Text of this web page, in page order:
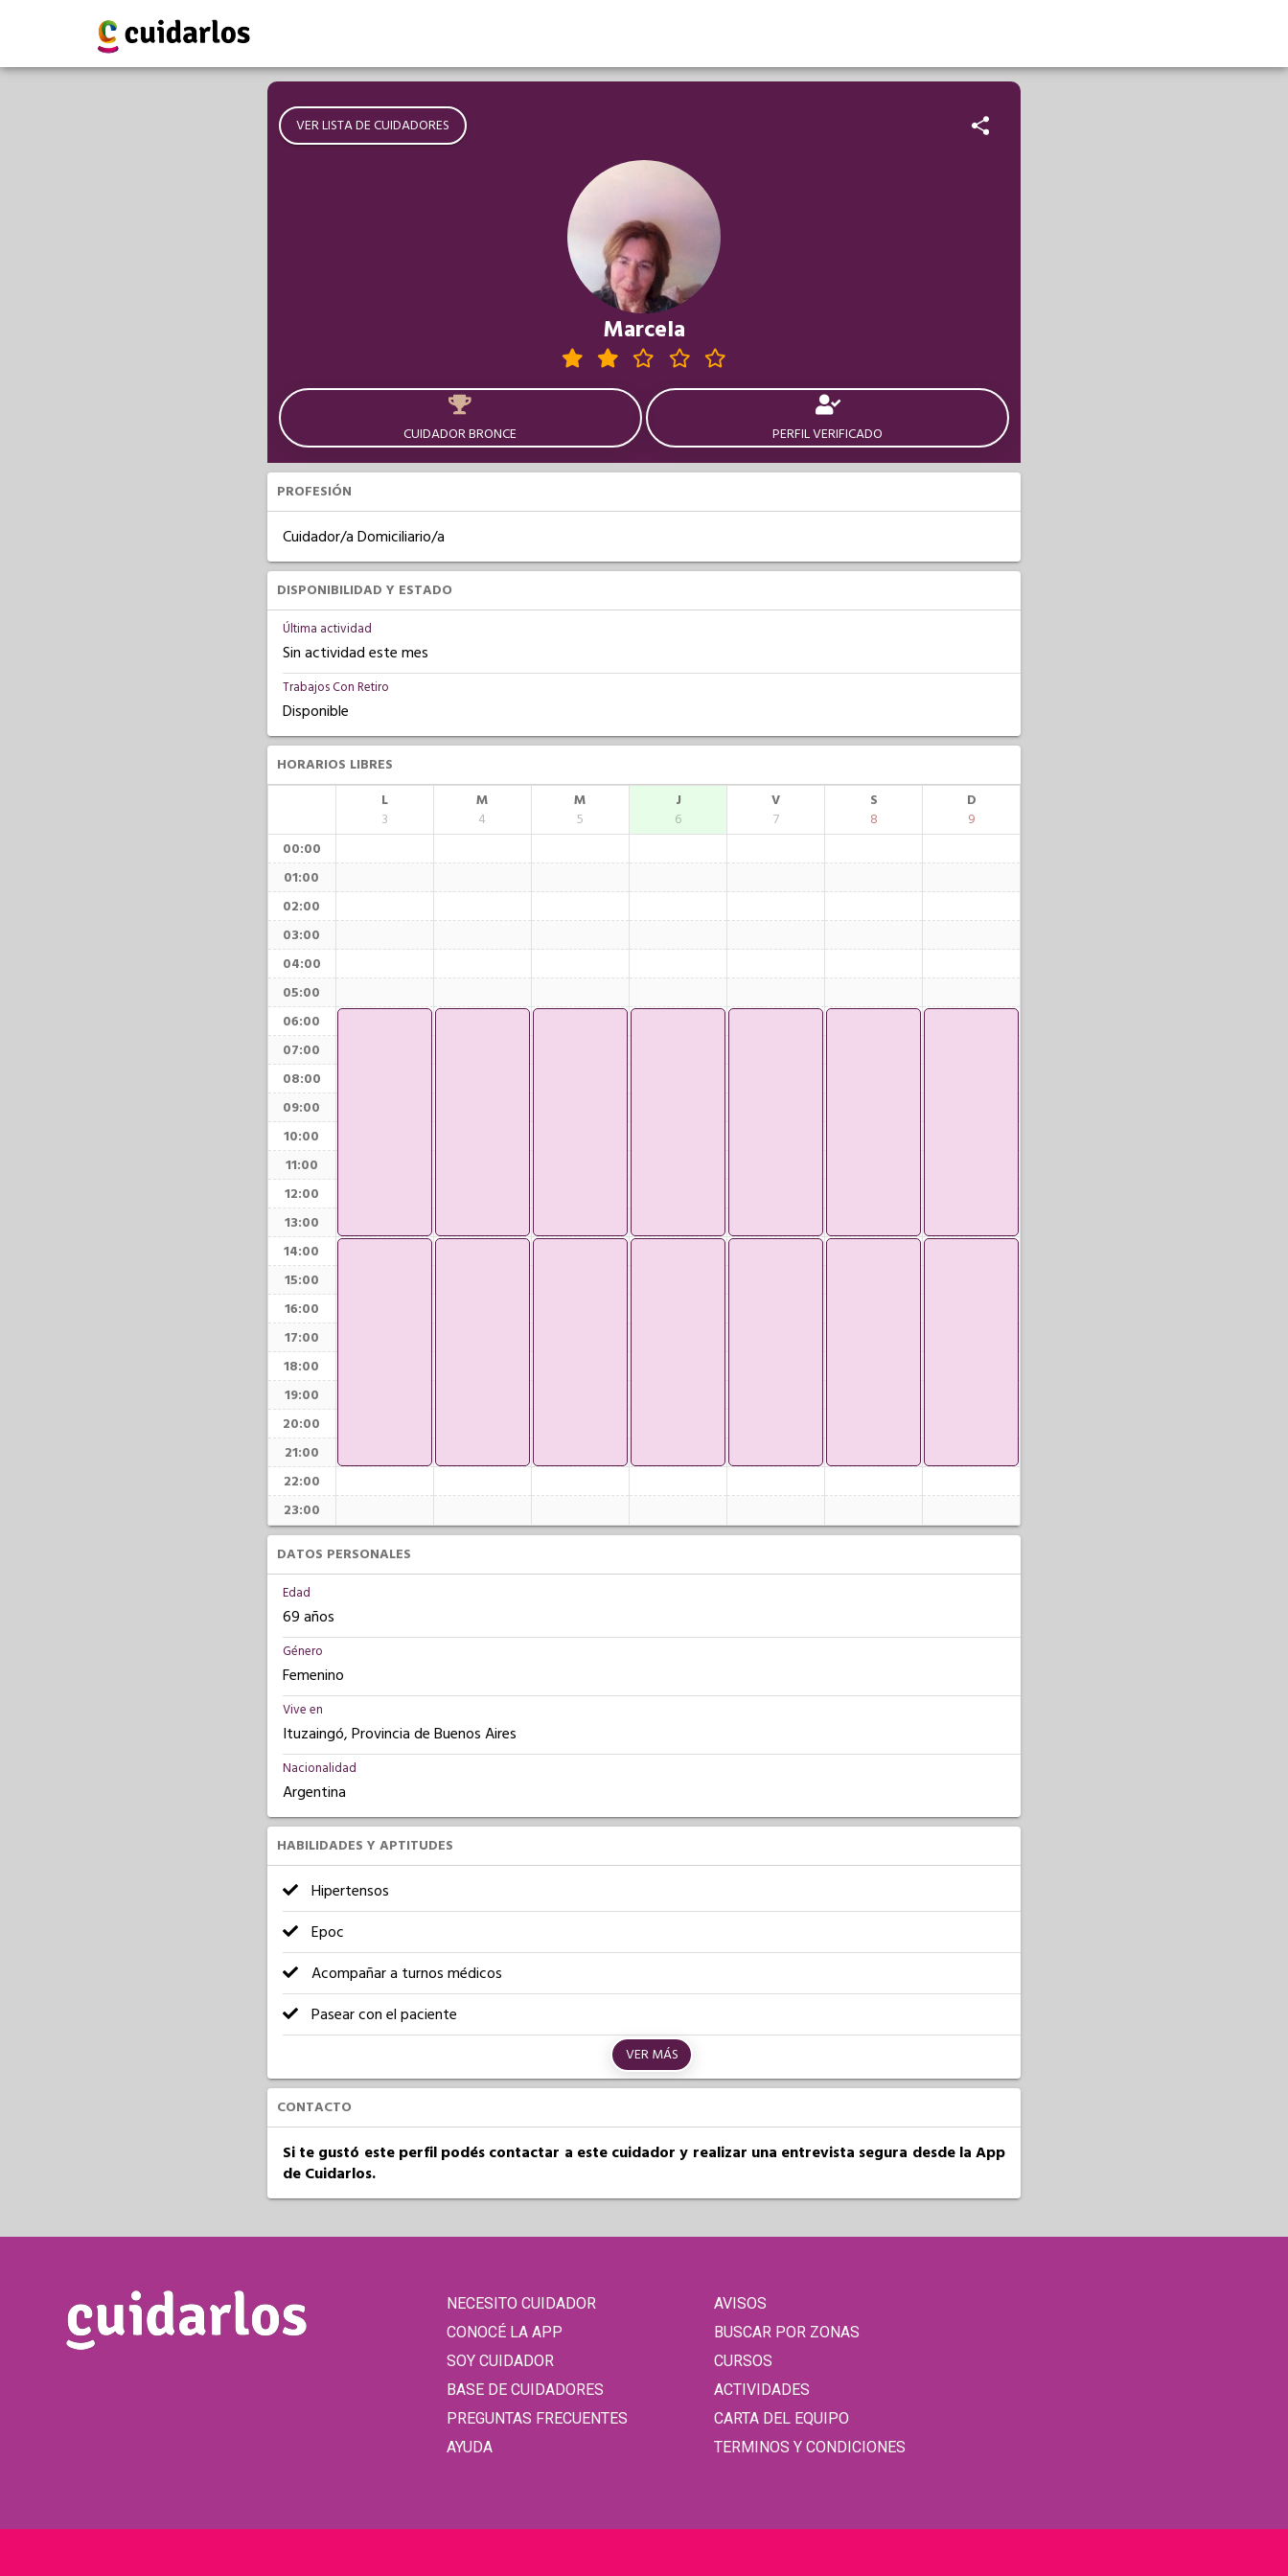
VER LISTA DE CUIDADORES
Marcela
CUIDADOR BRONCE PERFIL VERIFICADO
PROFESIÓN
Cuidador/a Domiciliario/a
DISPONIBILIDAD Y ESTADO
Última actividad
Sin actividad este mes
Trabajos Con Retiro
Disponible
HORARIOS LIBRES
L
3
M
4
M
5
J
6
V
7
S
8
D
9
00:00
01:00
02:00
03:00
04:00
05:00
06:00
07:00
08:00
09:00
10:00
11:00
12:00
13:00
14:00
15:00
16:00
17:00
18:00
19:00
20:00
21:00
22:00
23:00
DATOS PERSONALES
Edad
69 años
Género
Femenino
Vive en
Ituzaingó, Provincia de Buenos Aires
Nacionalidad
Argentina
HABILIDADES Y APTITUDES
Hipertensos
Epoc
Acompañar a turnos médicos
Pasear con el paciente
VER MÁS
CONTACTO
Si te gustó este perfil podés contactar a este cuidador y realizar una entrevista segura desde la App
de Cuidarlos.
NECESITO CUIDADOR
CONOCÉ LA APP
SOY CUIDADOR
BASE DE CUIDADORES
PREGUNTAS FRECUENTES
AYUDA
AVISOS
BUSCAR POR ZONAS
CURSOS
ACTIVIDADES
CARTA DEL EQUIPO
TERMINOS Y CONDICIONES